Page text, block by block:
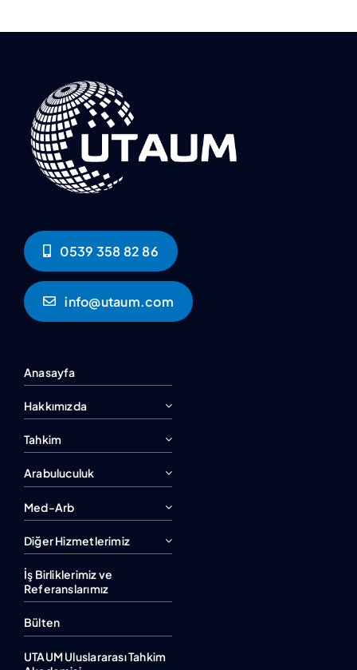
0539 358 82 86
info@utaum.com
Anasayfa
Hakkımızda
Tahkim
Arabuluculuk
Med-Arb
Diğer Hizmetlerimiz
İş Birliklerimiz ve
Referanslarımız
Bülten
UTAUM Uluslararası Tahkim